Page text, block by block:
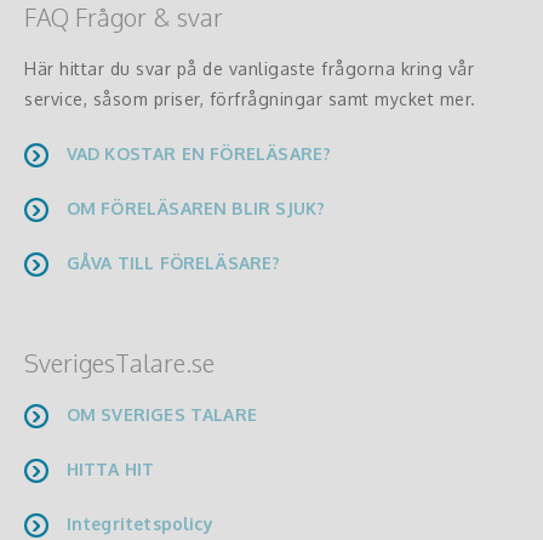
FAQ Frågor & svar
Här hittar du svar på de vanligaste frågorna kring vår
service, såsom priser, förfrågningar samt mycket mer.
VAD KOSTAR EN FÖRELÄSARE?
OM FÖRELÄSAREN BLIR SJUK?
GÅVA TILL FÖRELÄSARE?
SverigesTalare.se
OM SVERIGES TALARE
HITTA HIT
Integritetspolicy